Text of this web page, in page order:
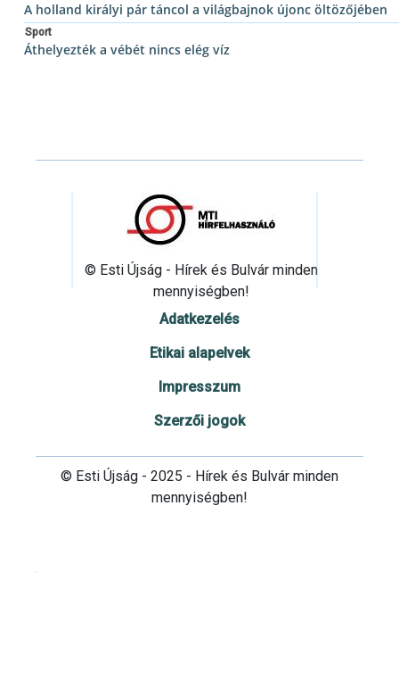
A holland királyi pár táncol a világbajnok újonc öltözőjében
Sport
Áthelyezték a vébét nincs elég víz
© Esti Újság - Hírek és Bulvár minden
mennyiségben!
Adatkezelés
Etikai alapelvek
Impresszum
Szerzői jogok
© Esti Újság - 2025 - Hírek és Bulvár minden
mennyiségben!